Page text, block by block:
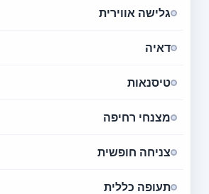
גלישה אווירית
דאיה
טיסנאות
מצנחי רחיפה
צניחה חופשית
תעופה כללית